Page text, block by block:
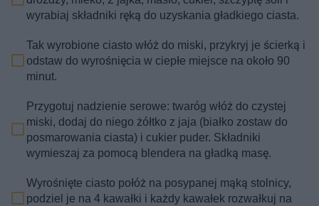
wyrabiaj składniki ręką do uzyskania gładkiego ciasta.
Tak wyrobione ciasto włóż do miski, przykryj je ścierką i
odstaw do wyrośnięcia w ciepłe miejsce na około 90
minut.
Przygotuj nadzienie serowe: twaróg włóż do czystej
miski, dodaj do niego żółtko z jaja (białko zostaw do
posmarowania ciasta) i cukier puder. Składniki
wymieszaj za pomocą blendera na gładką masę.
Wyrośnięte ciasto połóż na posypanej mąką stolnicy,
podziel je na 4 kawałki i każdy kawałek rozwałkuj na